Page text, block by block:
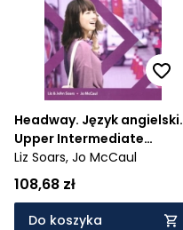
Headway. Język angielski.
Upper Intermediate
Workbook + key. Zeszyt
ćwiczeń dla liceum i
technikum. Wydanie 5
Liz Soars, Jo McCaul
108,68 zł
Do koszyka